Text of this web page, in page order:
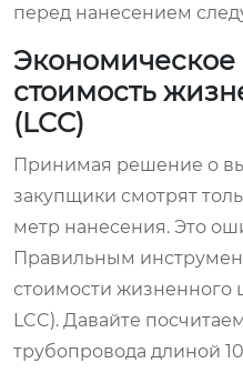
перед нанесением
Экономическое
стоимость
(LCC)
Принимая решение о
закупщики смотрят
метр нанесения. Это
Правильным
стоимости жизненного
LCC). Давайте
трубопровода длиной